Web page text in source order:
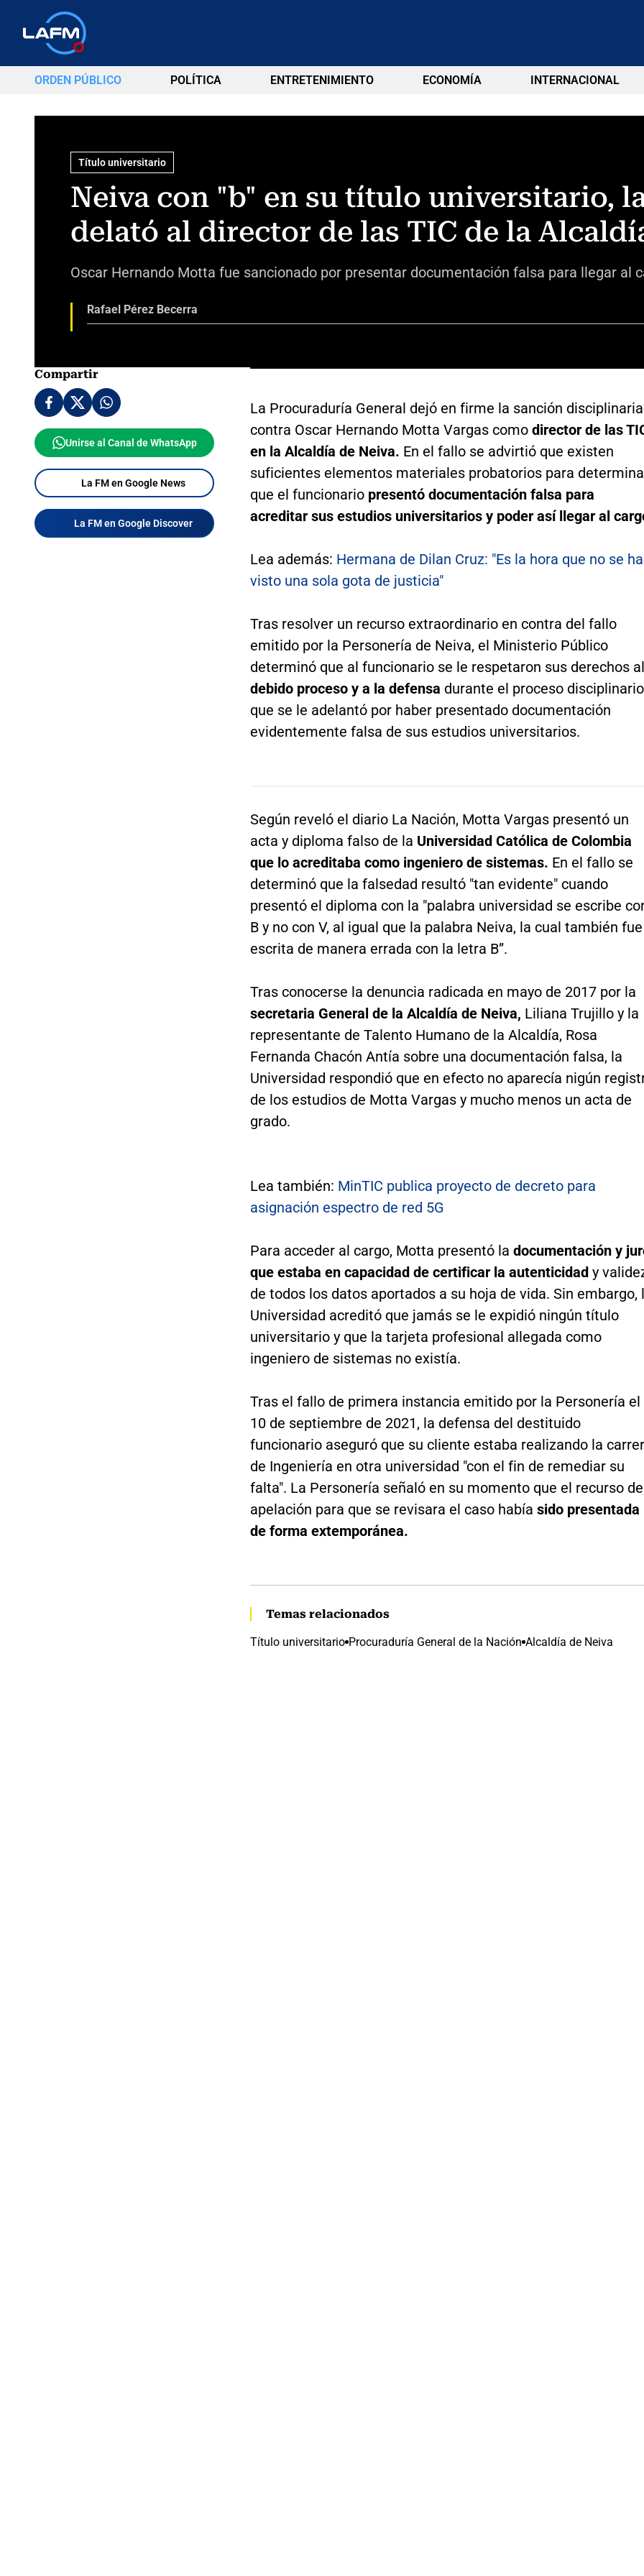
ORDEN PÚBLICO POLÍTICA ENTRETENIMIENTO ECONOMÍA INTERNACIONAL
Título universitario
Neiva con "b" en su título universitario,
delató al director de las TIC de la
Oscar Hernando Motta fue sancionado por presentar documentación falsa para llegar al
Rafael Pérez Becerra
Compartir
Unirse al Canal de WhatsApp
La FM en Google News
La FM en Google Discover
La Procuraduría General dejó en firme la sanción disciplinaria
contra Oscar Hernando Motta Vargas como director de las
en la Alcaldía de Neiva. En el fallo se advirtió que existen
suficientes elementos materiales probatorios para
que el funcionario presentó documentación falsa para
acreditar sus estudios universitarios y poder así llegar al
Lea además: Hermana de Dilan Cruz: "Es la hora que no se ha
visto una sola gota de justicia"
Tras resolver un recurso extraordinario en contra del fallo
emitido por la Personería de Neiva, el Ministerio Público
determinó que al funcionario se le respetaron sus derechos al
debido proceso y a la defensa durante el proceso disciplinario
que se le adelantó por haber presentado documentación
evidentemente falsa de sus estudios universitarios.
Según reveló el diario La Nación, Motta Vargas presentó un
acta y diploma falso de la Universidad Católica de Colombia
que lo acreditaba como ingeniero de sistemas. En el fallo se
determinó que la falsedad resultó "tan evidente" cuando
presentó el diploma con la "palabra universidad se escribe
B y no con V, al igual que la palabra Neiva, la cual también fue
escrita de manera errada con la letra B”.
Tras conocerse la denuncia radicada en mayo de 2017 por la
secretaria General de la Alcaldía de Neiva, Liliana Trujillo y la
representante de Talento Humano de la Alcaldía, Rosa
Fernanda Chacón Antía sobre una documentación falsa, la
Universidad respondió que en efecto no aparecía nigún
de los estudios de Motta Vargas y mucho menos un acta de
grado.
Lea también: MinTIC publica proyecto de decreto para
asignación espectro de red 5G
Para acceder al cargo, Motta presentó la documentación y
que estaba en capacidad de certificar la autenticidady
de todos los datos aportados a su hoja de vida. Sin embargo,
Universidad acreditó que jamás se le expidió ningún título
universitario y que la tarjeta profesional allegada como
ingeniero de sistemas no existía.
Tras el fallo de primera instancia emitido por la Personería el
10 de septiembre de 2021, la defensa del destituido
funcionario aseguró que su cliente estaba realizando la
de Ingeniería en otra universidad "con el fin de remediar su
falta". La Personería señaló en su momento que el recurso de
apelación para que se revisara el caso había sido presentada
de forma extemporánea.
Temas relacionados
Título universitario Procuraduría General de la Nación Alcaldía de Neiva